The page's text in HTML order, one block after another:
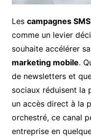
Les campagnes
comme un levier
souhaite accélérer
marketing mobile.
de newsletters et
sociaux réduisent la
un accès direct à la
orchestré, ce canal
entreprise en